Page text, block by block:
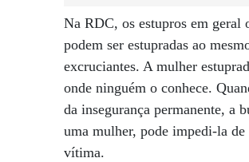
Na RDC, os estupros em geral
podem ser estupradas ao
excruciantes. A mulher
onde ninguém o conhece.
da insegurança permanente, a
uma mulher, pode impedi-la
vítima.